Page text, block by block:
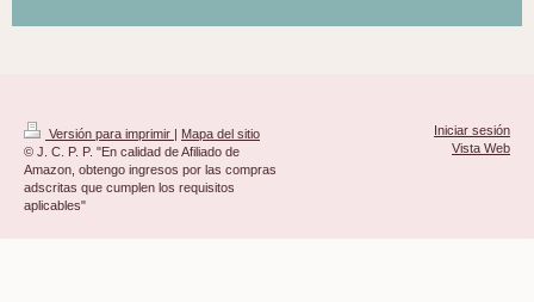
Versión para imprimir
Mapa del sitio
© J. C. P. P. "En calidad de Afiliado de
Amazon, obtengo ingresos por las compras
adscritas que cumplen los requisitos
aplicables"
Iniciar sesión
Vista Web